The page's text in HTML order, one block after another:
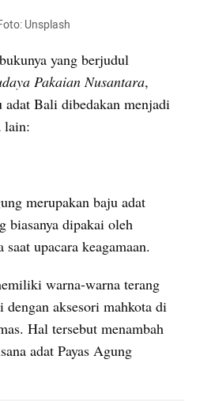
Unsplash
Pakaian Nusantara,
adat Bali dibedakan menjadi
lain:
merupakan baju adat
biasanya dipakai oleh
upacara keagamaan.
warna-warna terang
aksesori mahkota di
Hal tersebut menambah
adat Payas Agung